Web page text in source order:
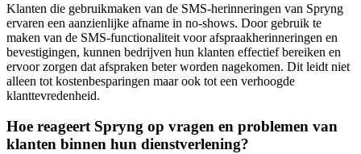
Klanten die gebruikmaken van de SMS-herinneringen van Spryng
ervaren een aanzienlijke afname in no-shows. Door gebruik te
maken van de SMS-functionaliteit voor afspraakherinneringen en
bevestigingen, kunnen bedrijven hun klanten effectief bereiken en
ervoor zorgen dat afspraken beter worden nagekomen. Dit leidt niet
alleen tot kostenbesparingen maar ook tot een verhoogde
klanttevredenheid.
Hoe reageert Spryng op vragen en problemen van
klanten binnen hun dienstverlening?